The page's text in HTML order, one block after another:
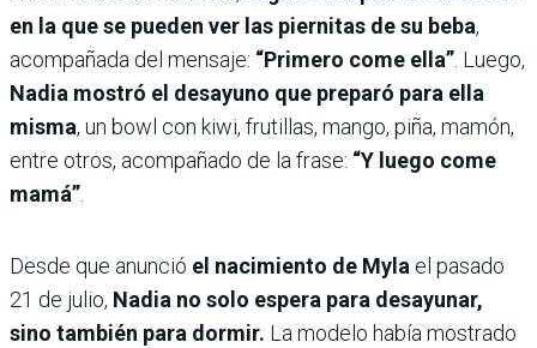
en la que se pueden ver las piernitas de su beba,
acompañada del mensaje: “Primero come ella”. Luego,
Nadia mostró el desayuno que preparó para ella
misma, un bowl con kiwi, frutillas, mango, piña, mamón,
entre otros, acompañado de la frase: “Y luego come
mamá”.
Desde que anunció el nacimiento de Myla el pasado
21 de julio, Nadia no solo espera para desayunar,
sino también para dormir. La modelo había mostrado